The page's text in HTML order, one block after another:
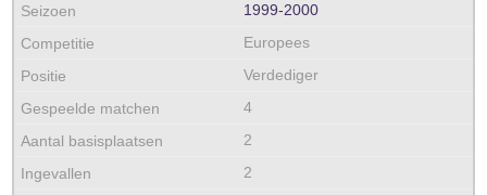
1999‑2000
Europees
Verdediger
4
2
2